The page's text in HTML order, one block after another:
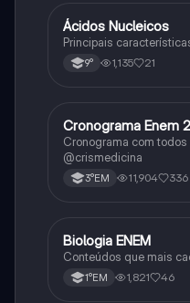
Biologia
Ácidos Nucleicos
Principais
9° 1,135 21
Matematica
Cronograma Enem
Cronograma com todos
@crismedicina
3°EM 11,904 336
Ciência
Biologia ENEM
Conteúdos que mais
1°EM 1,821 46